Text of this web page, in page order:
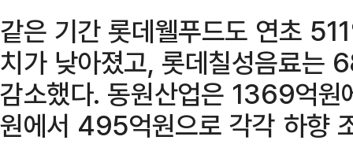
같은 기간 롯데웰푸드도 연초
치가 낮아졌고, 롯데칠성음료는
감소했다. 동원산업은 1369억
원에서 495억원으로 각각 하향